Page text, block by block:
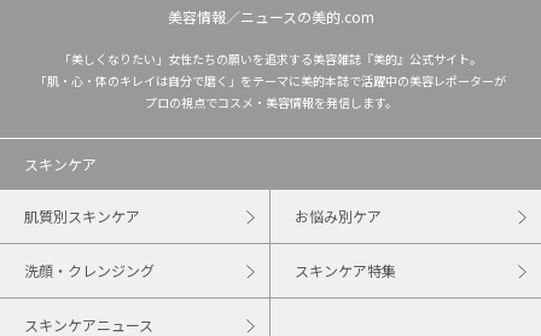
美容情報／ニュースの美的.com
「美しくなりたい」女性たちの願いを追求する美容雑誌『美的』公式サイト。
「肌・心・体のキレイは自分で磨く」をテーマに美的本誌で活躍中の美容レポーターが
プロの視点でコスメ・美容情報を発信します。
スキンケア
肌質別スキンケア お悩み別ケア
洗顔・クレンジング スキンケア特集
スキンケアニュース